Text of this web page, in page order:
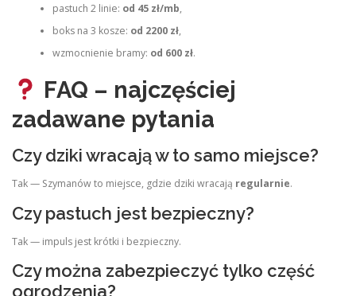
pastuch 2 linie: od 45 zł/mb,
boks na 3 kosze: od 2200 zł,
wzmocnienie bramy: od 600 zł.
FAQ – najczęściej
zadawane pytania
Czy dziki wracają w to samo miejsce?
Tak — Szymanów to miejsce, gdzie dziki wracają regularnie.
Czy pastuch jest bezpieczny?
Tak — impuls jest krótki i bezpieczny.
Czy można zabezpieczyć tylko część
ogrodzenia?